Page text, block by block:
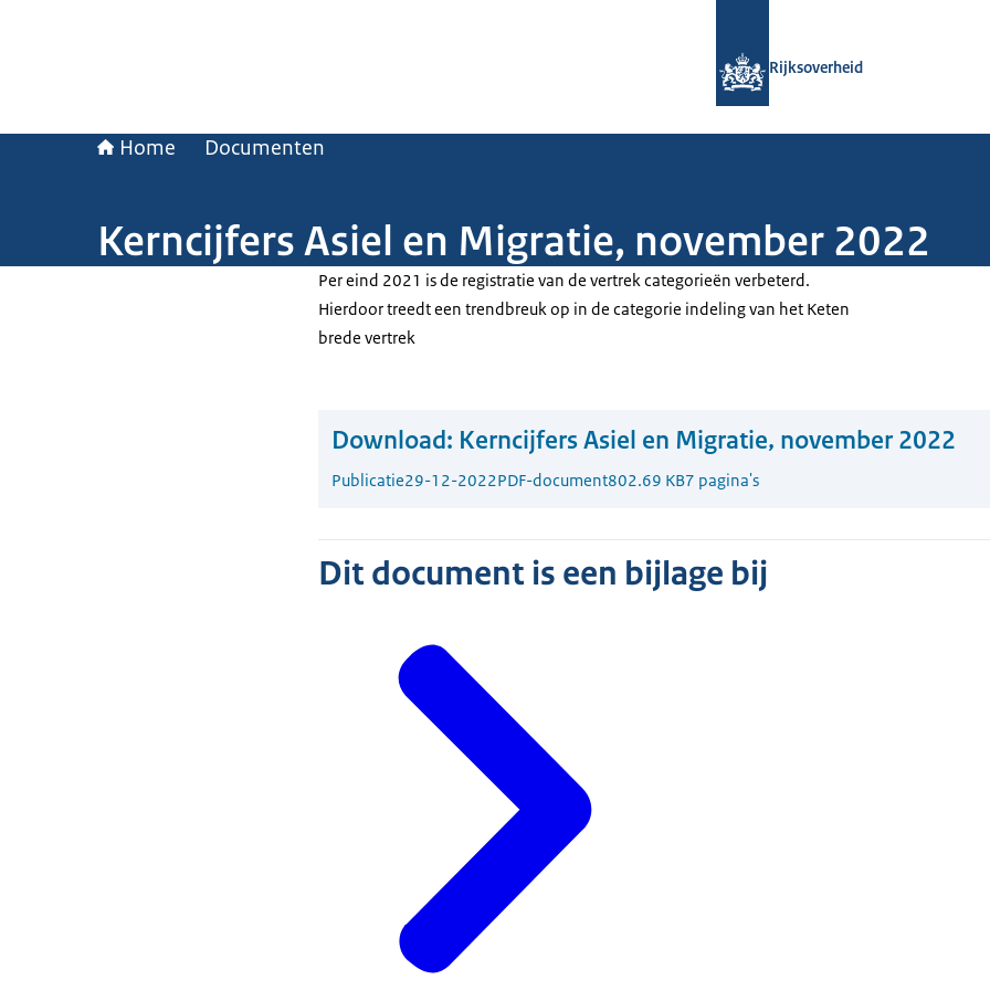
Rijksoverheid
Home Documenten
Kerncijfers Asiel en Migratie, november 2022
Per eind 2021 is de registratie van de vertrek categorieën verbeterd.
Hierdoor treedt een trendbreuk op in de categorie indeling van het Keten
brede vertrek
Download: Kerncijfers Asiel en Migratie, november 2022
Publicatie29-12-2022PDF-document802.69 KB7 pagina's
Dit document is een bijlage bij